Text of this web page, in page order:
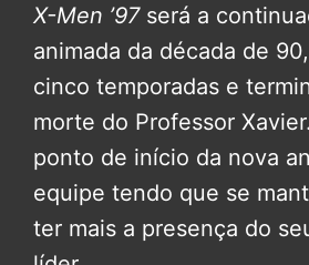
X-Men ’97será a
animada da década de
cinco temporadas e
morte do Professor
ponto de início da nova
equipe tendo que se
ter mais a presença do